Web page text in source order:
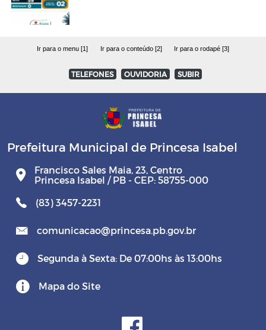
Ir para o menu [1] Ir para o conteúdo [2] Ir para o rodapé [3]
TELEFONES OUVIDORIA SUBIR
Prefeitura Municipal de Princesa Isabel
Francisco Sales Maia, 23, Centro
Princesa Isabel / PB - CEP: 58755-000
(83) 3457-2231
comunicacao@princesa.pb.gov.br
Segunda à Sexta: De 07:00hs às 13:00hs
Mapa do Site